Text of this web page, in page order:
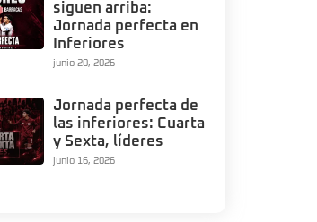
siguen arriba:
Jornada perfecta en
Inferiores
junio 20, 2026
Jornada perfecta de
las inferiores: Cuarta
y Sexta, líderes
junio 16, 2026